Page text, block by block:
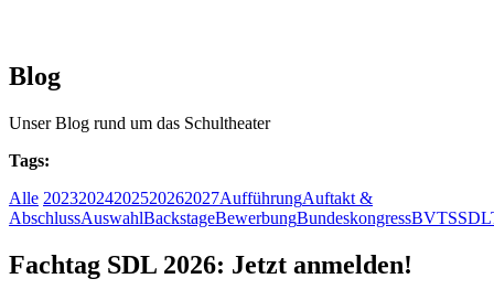
Blog
Unser Blog rund um das Schultheater
Tags:
Alle 20232024202520262027AufführungAuftakt &
AbschlussAuswahlBackstageBewerbungBundeskongressBVTSSDL
Fachtag SDL 2026: Jetzt anmelden!